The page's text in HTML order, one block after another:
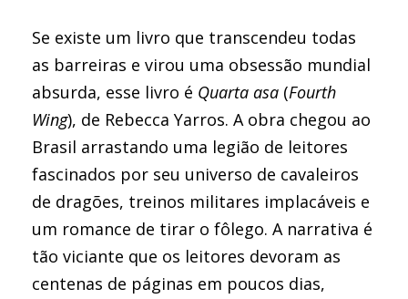
Se existe um livro que transcendeu todas
as barreiras e virou uma obsessão mundial
absurda, esse livro é Quarta asa (Fourth
Wing), de Rebecca Yarros. A obra chegou ao
Brasil arrastando uma legião de leitores
fascinados por seu universo de cavaleiros
de dragões, treinos militares implacáveis e
um romance de tirar o fôlego. A narrativa é
tão viciante que os leitores devoram as
centenas de páginas em poucos dias,